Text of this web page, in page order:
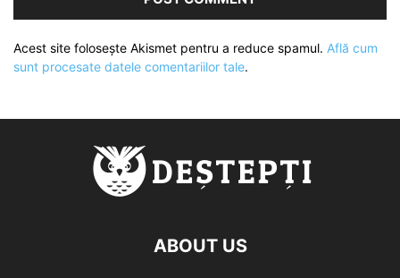
Acest site folosește Akismet pentru a reduce spamul. Află cum
sunt procesate datele comentariilor tale.
ABOUT US